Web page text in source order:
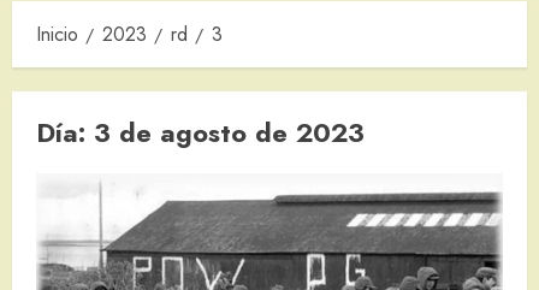
Inicio 2023 rd 3
Día: 3 de agosto de 2023